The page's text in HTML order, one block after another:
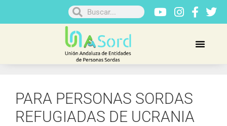
PARA PERSONAS SORDAS
REFUGIADAS DE UCRANIA